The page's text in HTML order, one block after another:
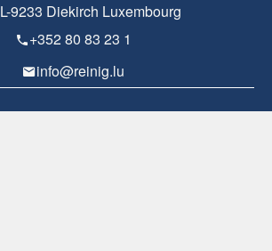
L-9233 Diekirch Luxembourg
+352 80 83 23 1
info@reinig.lu